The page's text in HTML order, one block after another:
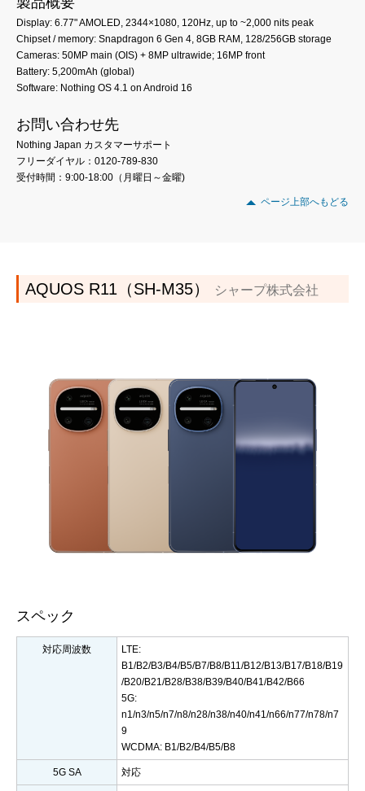
Display: 6.77" AMOLED, 2344×1080, 120Hz, up to ~2,000 nits peak
Chipset / memory: Snapdragon 6 Gen 4, 8GB RAM, 128/256GB storage
Cameras: 50MP main (OIS) + 8MP ultrawide; 16MP front
Battery: 5,200mAh (global)
Software: Nothing OS 4.1 on Android 16
お問い合わせ先
Nothing Japan カスタマーサポート
フリーダイヤル：0120-789-830
受付時間：9:00-18:00（月曜日～金曜)
ページ上部へもどる
AQUOS R11（SH-M35） シャープ株式会社
スペック
対応周波数
LTE:
B1/B2/B3/B4/B5/B7/B8/B11/B12/B13/B17/B18/B19
/B20/B21/B28/B38/B39/B40/B41/B42/B66
5G:
n1/n3/n5/n7/n8/n28/n38/n40/n41/n66/n77/n78/n7
9
WCDMA: B1/B2/B4/B5/B8
5G SA 対応